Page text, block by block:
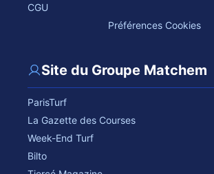
CGU
Préférences Cookies
Site du Groupe Matchem
ParisTurf
La Gazette des Courses
Week-End Turf
Bilto